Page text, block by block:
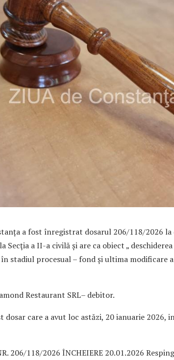
a fost înregistrat dosarul 206/118/2026 la
a II-a civilă și are ca obiect „
stadiul procesual – fond și ultima modificare
Restaurant SRL– debitor.
care a avut loc astăzi, 20 ianuarie 2026,
206/118/2026 ÎNCHEIERE 20.01.2026